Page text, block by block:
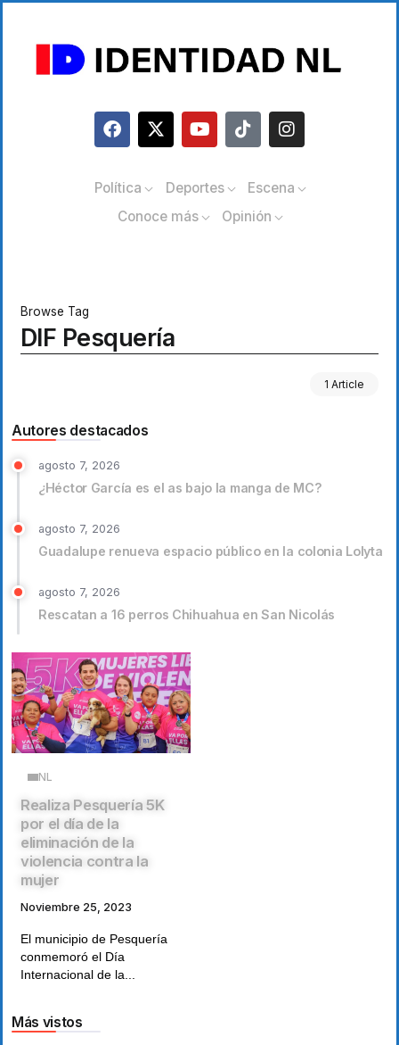
Política Deportes
Escena
Conoce más
Opinión
Browse Tag
DIF Pesquería
1 Article
Autores destacados
agosto 7, 2026
¿Héctor García es el as bajo la manga de MC?
agosto 7, 2026
Guadalupe renueva espacio público en la colonia Lolyta
agosto 7, 2026
Rescatan a 16 perros Chihuahua en San Nicolás
NL
Realiza Pesquería 5K
por el día de la
eliminación de la
violencia contra la
mujer
Noviembre 25, 2023
El municipio de Pesquería
conmemoró el Día
Internacional de la...
Más vistos